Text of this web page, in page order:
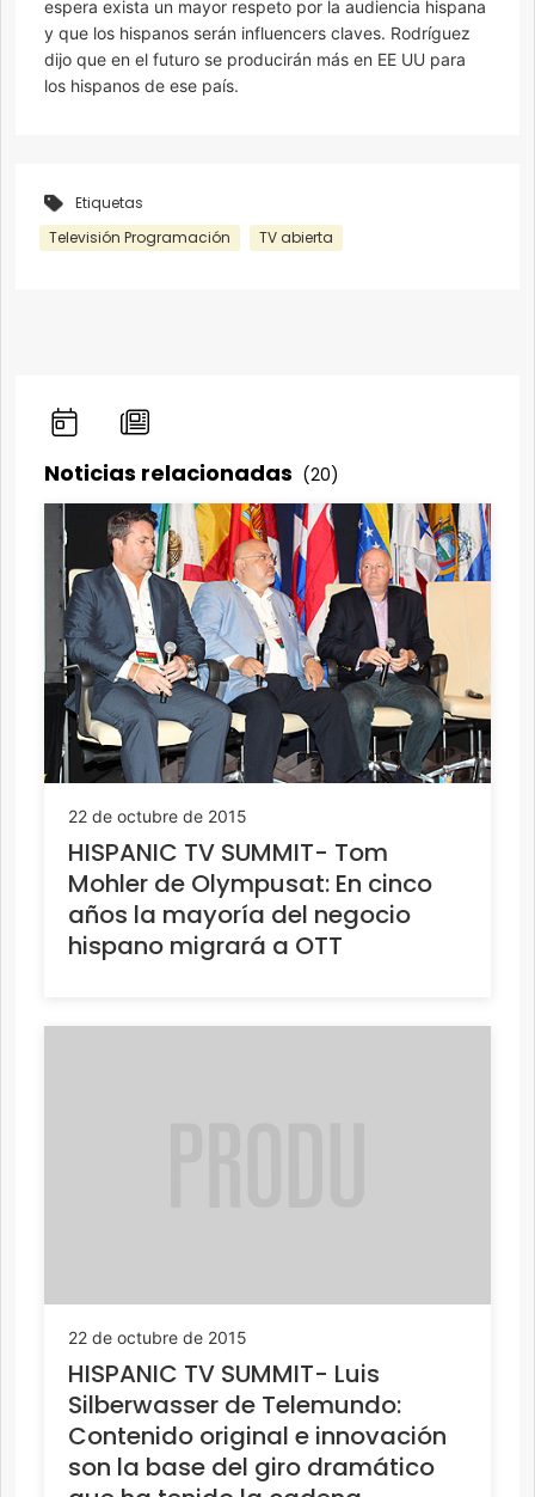
espera exista un mayor respeto por la audiencia hispana
y que los hispanos serán influencers claves. Rodríguez
dijo que en el futuro se producirán más en EE UU para
los hispanos de ese país.
Etiquetas
Televisión Programación
TV abierta
Noticias relacionadas (20)
22 de octubre de 2015
HISPANIC TV SUMMIT- Tom
Mohler de Olympusat: En cinco
años la mayoría del negocio
hispano migrará a OTT
22 de octubre de 2015
HISPANIC TV SUMMIT- Luis
Silberwasser de Telemundo:
Contenido original e innovación
son la base del giro dramático